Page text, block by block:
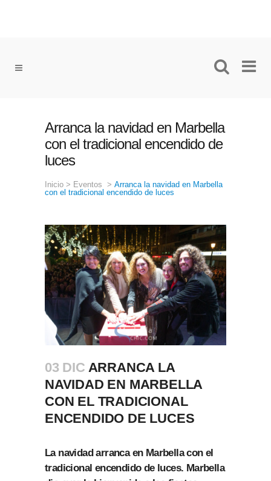
Arranca la navidad en Marbella
con el tradicional encendido de
luces
Inicio > Eventos > Arranca la navidad en Marbella
con el tradicional encendido de luces
03 DIC ARRANCA LA
NAVIDAD EN MARBELLA
CON EL TRADICIONAL
ENCENDIDO DE LUCES
La navidad arranca en Marbella con el
tradicional encendido de luces. Marbella